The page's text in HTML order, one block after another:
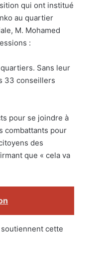
qui ont institué
au quartier
M. Mohamed
:
Sans leur
33 conseillers
pour se joindre à
combattants pour
des
que « cela va
cette